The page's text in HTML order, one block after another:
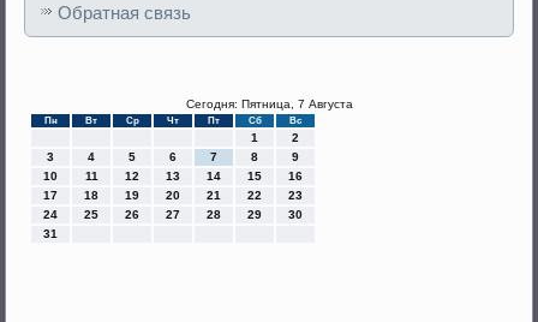
Обратная связь
Сегодня: Пятница, 7 Августа
Пн Вт Ср Чт Пт Сб Вс
1
2
3
4 5 6 7 8
9
10
11 12 13 14 15
16
17
18 19 20 21 22
23
24
25 26 27 28 29
30
31